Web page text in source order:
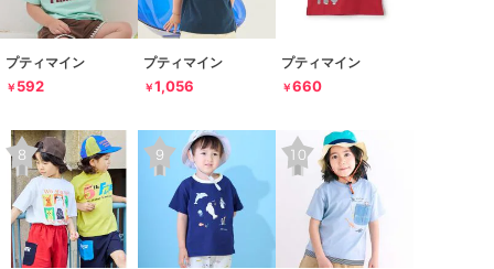
プティマイン
￥ 592
プティマイン
￥1,056
プティマイン
￥660